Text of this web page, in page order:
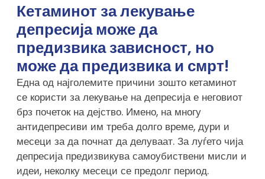
Кетаминот за лекување
депресија може да
предизвика зависност, но
може да предизвика и смрт!
Една од најголемите причини зошто кетаминот
се користи за лекување на депресија е неговиот
брз почеток на дејство. Имено, на многу
антидепресиви им треба долго време, дури и
месеци за да почнат да делуваат. За луѓето чија
депресија предизвикува самоубиствени мисли и
идеи, неколку месеци се предолг период.